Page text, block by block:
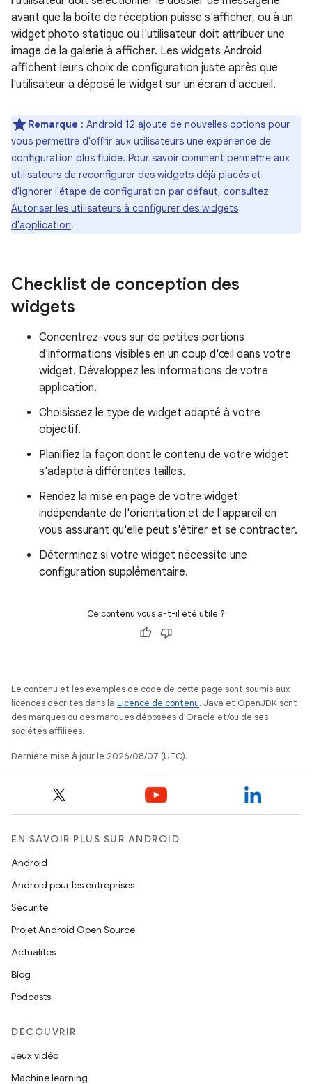
avant que la boîte de réception puisse s'afficher, ou à un
widget photo statique où l'utilisateur doit attribuer une
image de la galerie à afficher. Les widgets Android
affichent leurs choix de configuration juste après que
l'utilisateur a déposé le widget sur un écran d'accueil.
Remarque : Android 12 ajoute de nouvelles options pour
vous permettre d'offrir aux utilisateurs une expérience de
configuration plus fluide. Pour savoir comment permettre aux
utilisateurs de reconfigurer des widgets déjà placés et
d'ignorer l'étape de configuration par défaut, consultez
Autoriser les utilisateurs à configurer des widgets
d'application.
Checklist de conception des
widgets
Concentrez-vous sur de petites portions
d'informations visibles en un coup d'œil dans votre
widget. Développez les informations de votre
application.
Choisissez le type de widget adapté à votre
objectif.
Planifiez la façon dont le contenu de votre widget
s'adapte à différentes tailles.
Rendez la mise en page de votre widget
indépendante de l'orientation et de l'appareil en
vous assurant qu'elle peut s'étirer et se contracter.
Déterminez si votre widget nécessite une
configuration supplémentaire.
Ce contenu vous a-t-il été utile ?
Le contenu et les exemples de code de cette page sont soumis aux
licences décrites dans la Licence de contenu. Java et OpenJDK sont
des marques ou des marques déposées d'Oracle et/ou de ses
sociétés affiliées.
Dernière mise à jour le 2026/08/07 (UTC).
EN SAVOIR PLUS SUR ANDROID
Android
Android pour les entreprises
Sécurité
Projet Android Open Source
Actualités
Blog
Podcasts
DÉCOUVRIR
Jeux vidéo
Machine learning